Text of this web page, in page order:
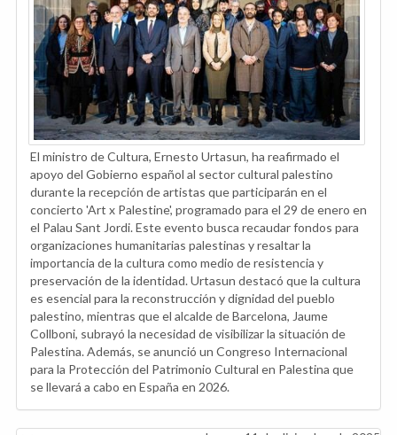
El ministro de Cultura, Ernesto Urtasun, ha reafirmado el
apoyo del Gobierno español al sector cultural palestino
durante la recepción de artistas que participarán en el
concierto 'Art x Palestine', programado para el 29 de enero en
el Palau Sant Jordi. Este evento busca recaudar fondos para
organizaciones humanitarias palestinas y resaltar la
importancia de la cultura como medio de resistencia y
preservación de la identidad. Urtasun destacó que la cultura
es esencial para la reconstrucción y dignidad del pueblo
palestino, mientras que el alcalde de Barcelona, Jaume
Collboni, subrayó la necesidad de visibilizar la situación de
Palestina. Además, se anunció un Congreso Internacional
para la Protección del Patrimonio Cultural en Palestina que
se llevará a cabo en España en 2026.